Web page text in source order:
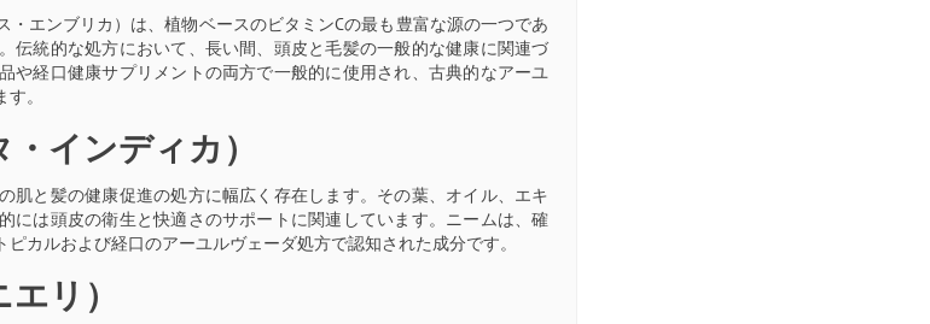
エンブリカ）は、植物ベースのビタミンCの最も豊富な源の一つであ
伝統的な処方において、長い間、頭皮と毛髪の一般的な健康に関連づ
や経口健康サプリメントの両方で一般的に使用され、古典的なアーユ
。
インディカ）
肌と髪の健康促進の処方に幅広く存在します。その葉、オイル、エキ
には頭皮の衛生と快適さのサポートに関連しています。ニームは、確
カルおよび経口のアーユルヴェーダ処方で認知された成分です。
リ）